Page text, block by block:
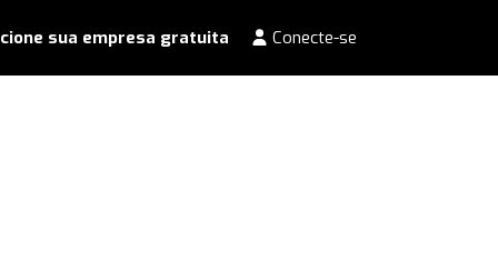
sua empresa gratuita Conecte-se